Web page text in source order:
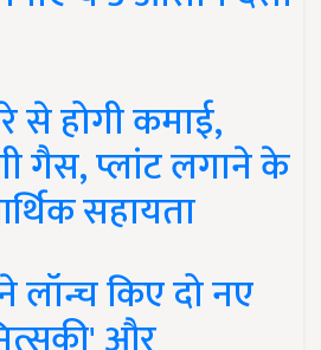
होगी कमाई,
गैस, प्लांट लगाने के
सहायता
किए दो नए